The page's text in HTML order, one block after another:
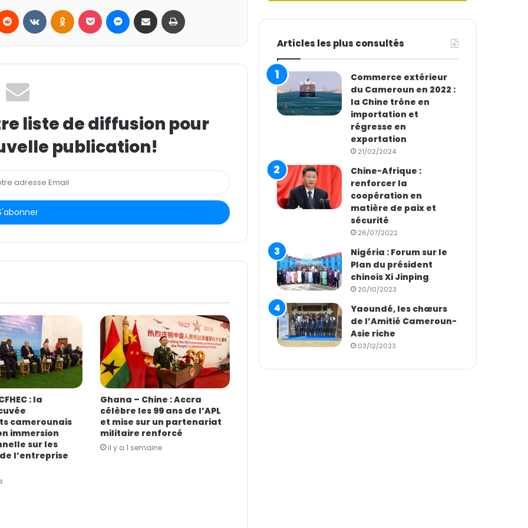
liste de diffusion pour
publication!
: la
camerounais
immersion
sur les
l’entreprise
Ghana – Chine : Accra
célèbre les 99 ans de l’APL
et mise sur un partenariat
militaire renforcé
il y a 1 semaine
Articles les plus consultés
Commerce extérieur
du Cameroun en 2022 :
la Chine trône en
importation et
régresse en
exportation
21/02/2024
Chine-Afrique :
renforcer la
coopération en
matière de paix et
sécurité
26/07/2022
Nigéria : Forum sur le
Plan du président
chinois Xi Jinping
20/10/2023
Yaoundé, les chœurs
de l’Amitié Cameroun-
Asie riche
03/12/2023